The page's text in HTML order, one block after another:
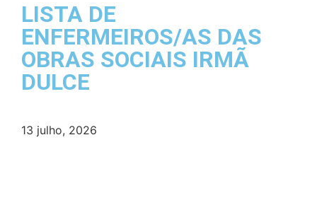
LISTA DE
ENFERMEIROS/AS DAS
OBRAS SOCIAIS IRMÃ
DULCE
13 julho, 2026